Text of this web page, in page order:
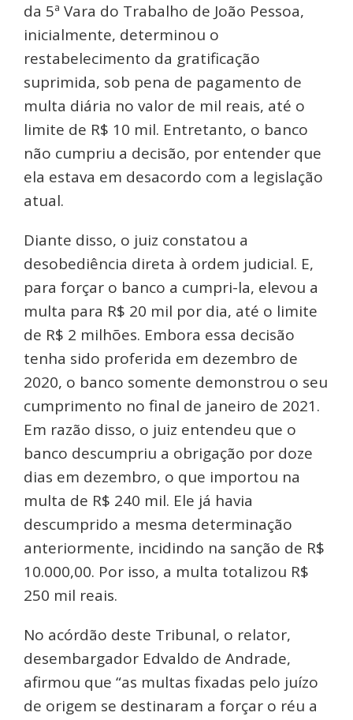
da 5ª Vara do Trabalho de João Pessoa,
inicialmente, determinou o
restabelecimento da gratificação
suprimida, sob pena de pagamento de
multa diária no valor de mil reais, até o
limite de R$ 10 mil. Entretanto, o banco
não cumpriu a decisão, por entender que
ela estava em desacordo com a legislação
atual.
Diante disso, o juiz constatou a
desobediência direta à ordem judicial. E,
para forçar o banco a cumpri-la, elevou a
multa para R$ 20 mil por dia, até o limite
de R$ 2 milhões. Embora essa decisão
tenha sido proferida em dezembro de
2020, o banco somente demonstrou o seu
cumprimento no final de janeiro de 2021.
Em razão disso, o juiz entendeu que o
banco descumpriu a obrigação por doze
dias em dezembro, o que importou na
multa de R$ 240 mil. Ele já havia
descumprido a mesma determinação
anteriormente, incidindo na sanção de R$
10.000,00. Por isso, a multa totalizou R$
250 mil reais.
No acórdão deste Tribunal, o relator,
desembargador Edvaldo de Andrade,
afirmou que “as multas fixadas pelo juízo
de origem se destinaram a forçar o réu a